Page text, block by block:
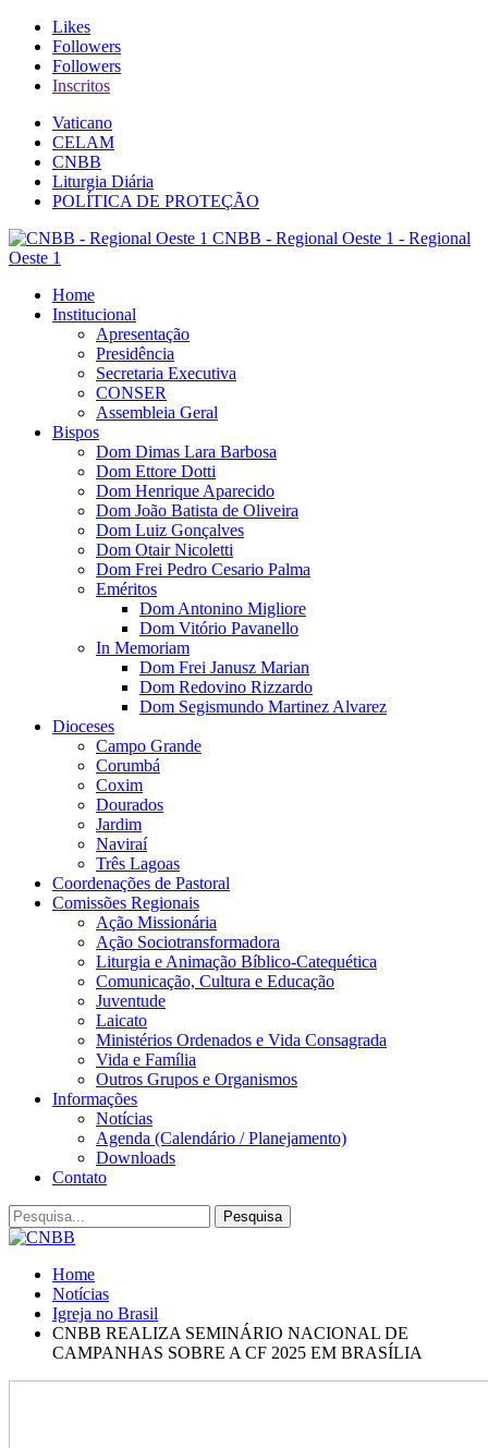
Likes
Followers
Followers
Inscritos
Vaticano
CELAM
CNBB
Liturgia Diária
POLÍTICA DE PROTEÇÃO
CNBB - Regional Oeste 1 - Regional
Oeste 1
Home
Institucional
Apresentação
Presidência
Secretaria Executiva
CONSER
Assembleia Geral
Bispos
Dom Dimas Lara Barbosa
Dom Ettore Dotti
Dom Henrique Aparecido
Dom João Batista de Oliveira
Dom Luiz Gonçalves
Dom Otair Nicoletti
Dom Frei Pedro Cesario Palma
Eméritos
Dom Antonino Migliore
Dom Vitório Pavanello
In Memoriam
Dom Frei Janusz Marian
Dom Redovino Rizzardo
Dom Segismundo Martinez Alvarez
Dioceses
Campo Grande
Corumbá
Coxim
Dourados
Jardim
Naviraí
Três Lagoas
Coordenações de Pastoral
Comissões Regionais
Ação Missionária
Ação Sociotransformadora
Liturgia e Animação Bíblico-Catequética
Comunicação, Cultura e Educação
Juventude
Laicato
Ministérios Ordenados e Vida Consagrada
Vida e Família
Outros Grupos e Organismos
Informações
Notícias
Agenda (Calendário / Planejamento)
Downloads
Contato
Home
Notícias
Igreja no Brasil
CNBB REALIZA SEMINÁRIO NACIONAL DE
CAMPANHAS SOBRE A CF 2025 EM BRASÍLIA